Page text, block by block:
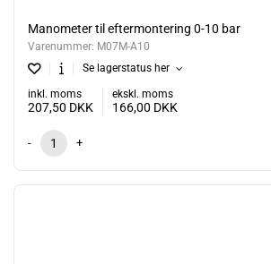
Manometer til eftermontering 0-10 bar
Varenummer: M07M-A10
Se lagerstatus her
inkl. moms
207,50 DKK
ekskl. moms
166,00 DKK
- +